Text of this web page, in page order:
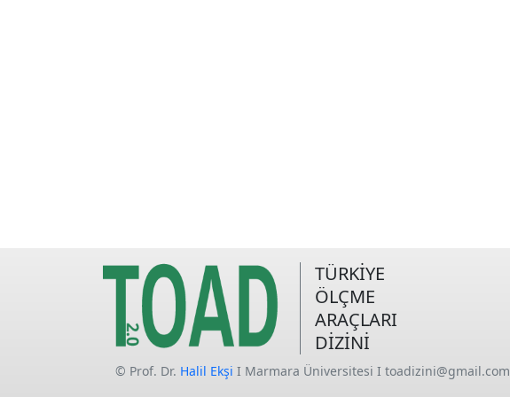
TÜRKİYE
ÖLÇME
ARAÇLARI
DİZİNİ
© Prof. Dr. Halil Ekşi I Marmara Üniversitesi I toadizini@gmail.com